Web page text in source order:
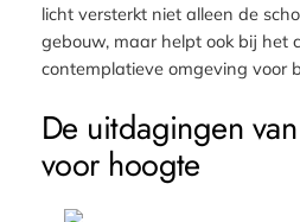
licht versterkt niet alleen de
gebouw, maar helpt ook bij het
contemplatieve omgeving voor
De uitdagingen
voor hoogte